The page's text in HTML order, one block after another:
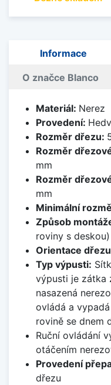
Informace
O značce Blanco
Materiál: Nerez
Provedení:
Rozměr dřezu:
Rozměr
mm
Rozměr
mm
Minimální
Způsob
roviny s deskou)
Orientace
Typ výpusti:
výpusti je zátka
nasazená
ovládá a
rovině se dnem
Ruční ovládání
otáčením
Provedení
dřezu